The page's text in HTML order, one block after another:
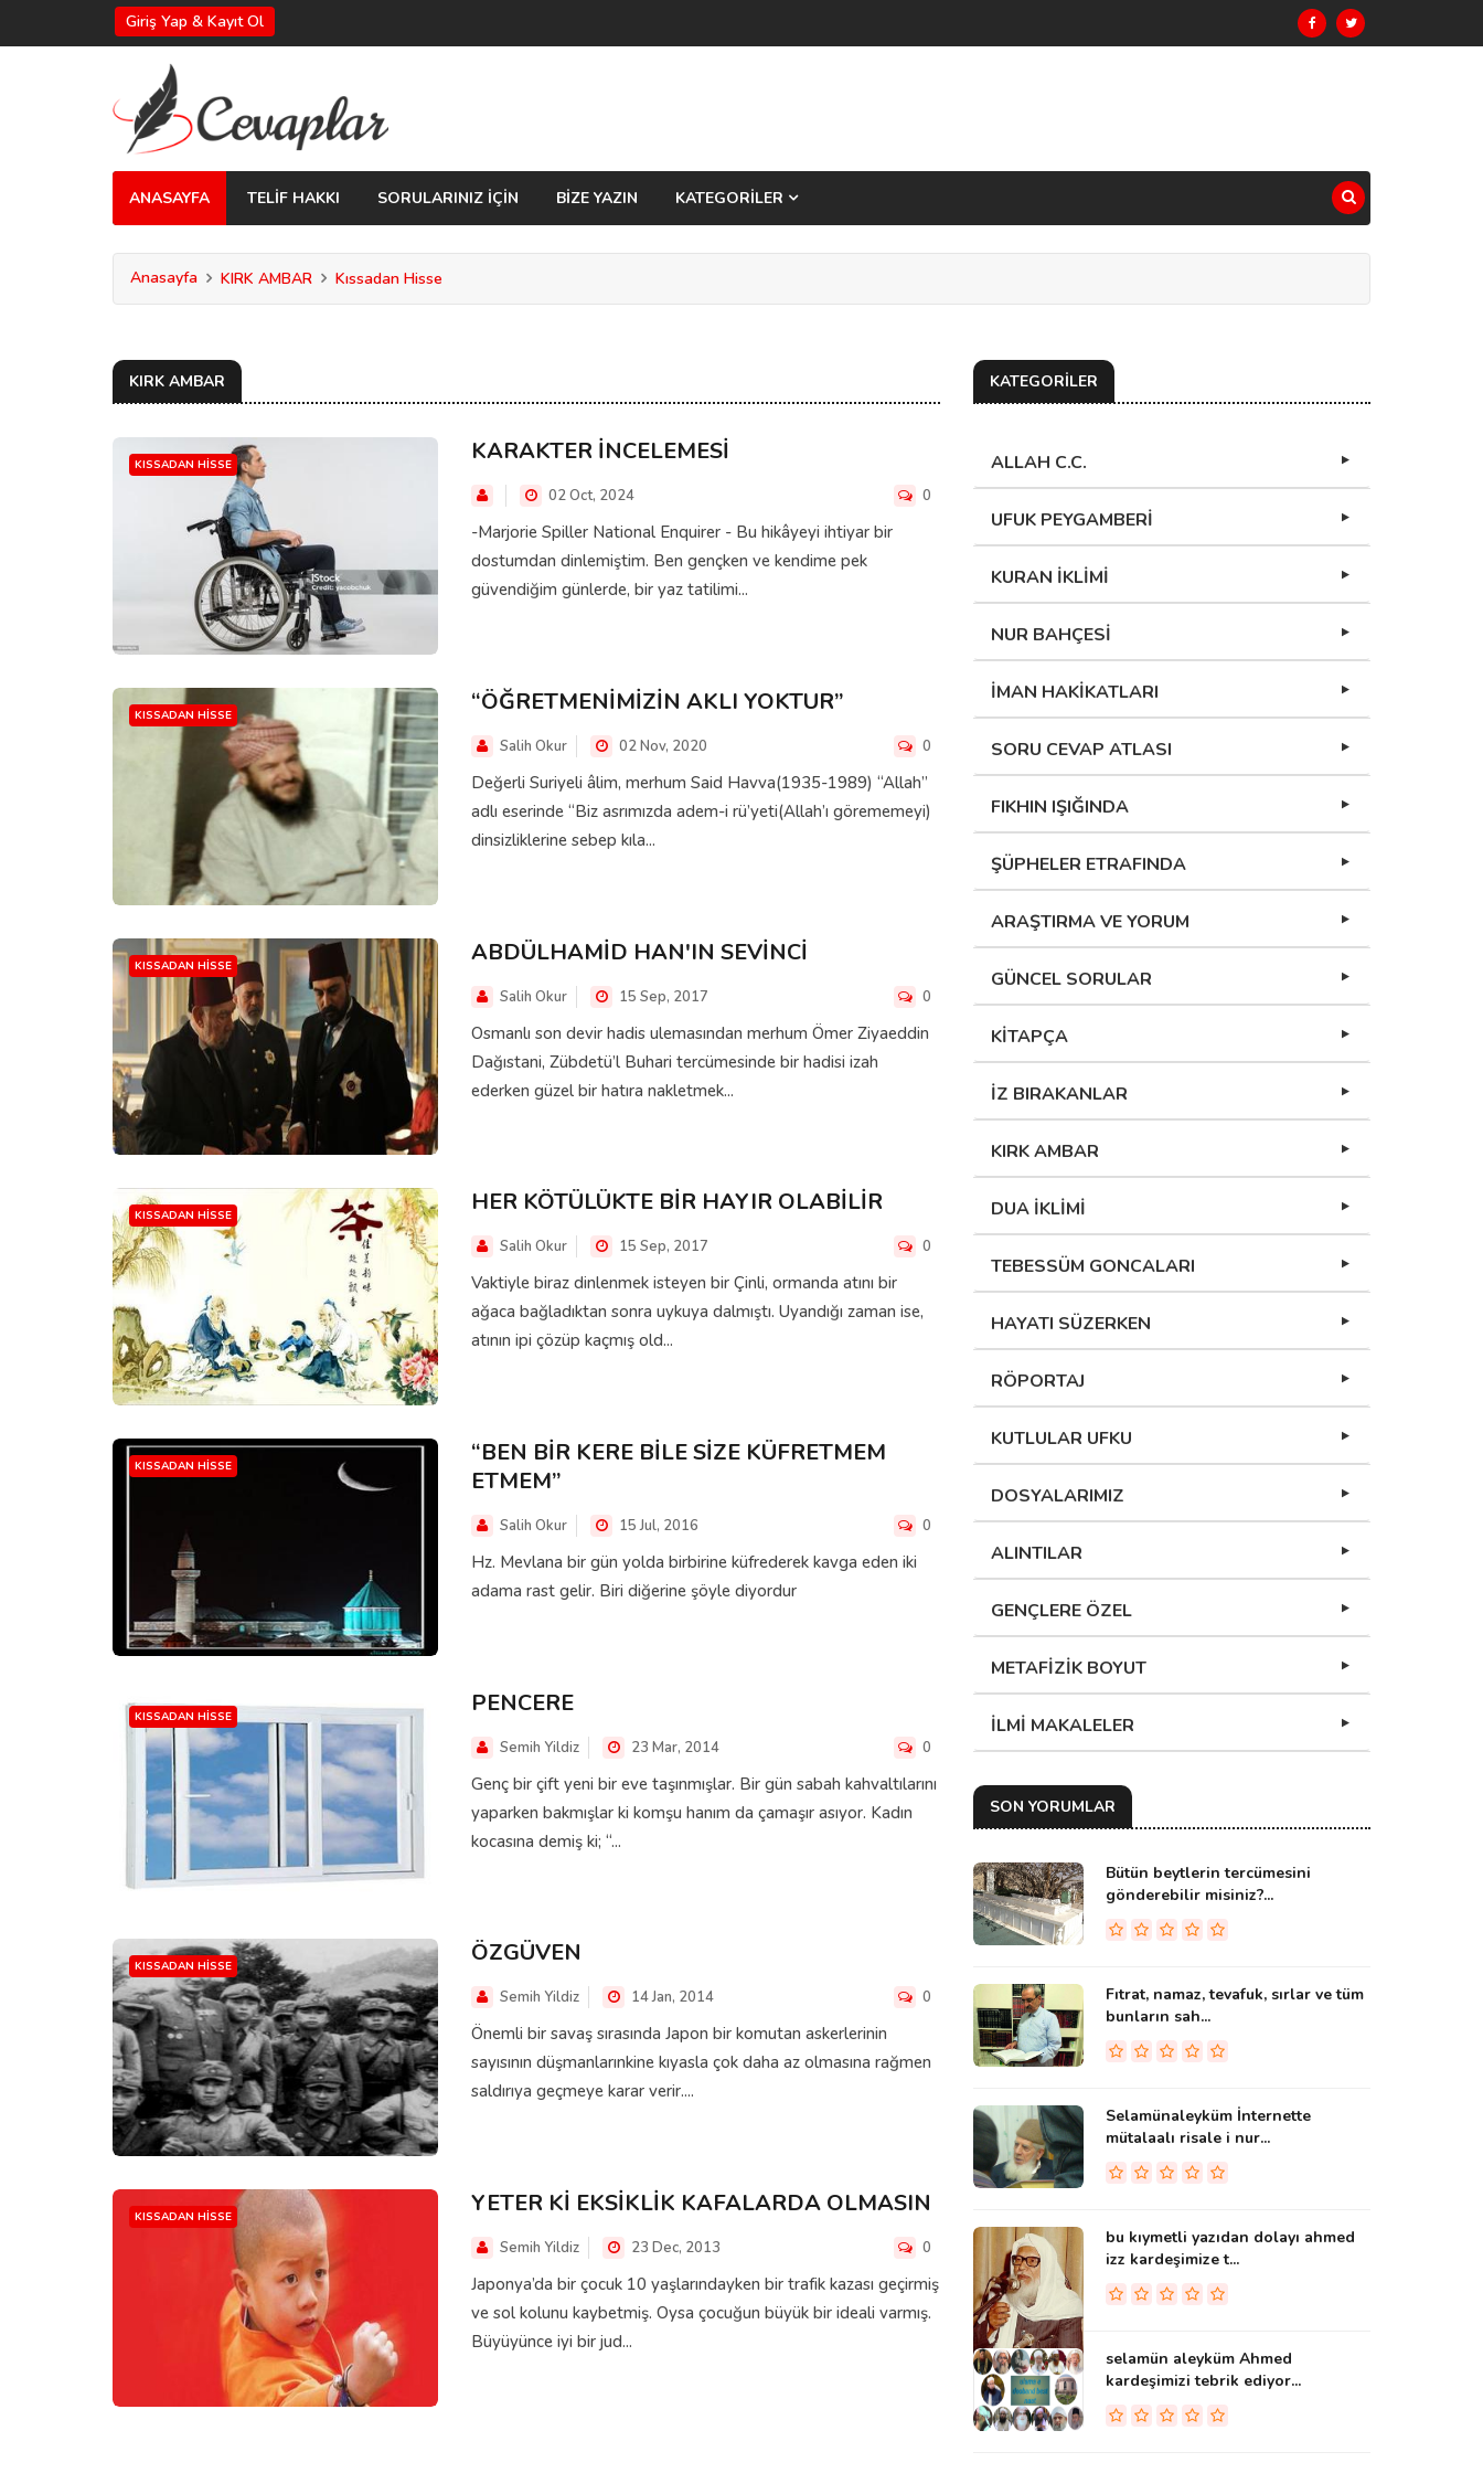
Giriş Yap & Kayıt Ol
ANASAYFA TELİF HAKKI SORULARINIZ İÇİN BİZE YAZIN KATEGORİLER
Anasayfa KIRK AMBAR Kıssadan Hisse
KIRK AMBAR
KISSADAN HISSE KARAKTER İNCELEMESİ
02 Oct, 2024 0
-Marjorie Spiller National Enquirer - Bu hikâyeyi ihtiyar bir
dostumdan dinlemiştim. Ben gençken ve kendime pek
güvendiğim günlerde, bir yaz tatilimi...
KISSADAN HISSE “ÖĞRETMENİMİZİN AKLI YOKTUR”
Salih Okur 02 Nov, 2020 0
Değerli Suriyeli âlim, merhum Said Havva(1935-1989) “Allah”
adlı eserinde “Biz asrımızda adem-i rü’yeti(Allah’ı görememeyi)
dinsizliklerine sebep kıla...
KISSADAN HISSE ABDÜLHAMİD HAN'IN SEVİNCİ
Salih Okur 15 Sep, 2017 0
Osmanlı son devir hadis ulemasından merhum Ömer Ziyaeddin
Dağıstani, Zübdetü’l Buhari tercümesinde bir hadisi izah
ederken güzel bir hatıra nakletmek...
KISSADAN HISSE HER KÖTÜLÜKTE BİR HAYIR OLABİLİR
Salih Okur 15 Sep, 2017 0
Vaktiyle biraz dinlenmek isteyen bir Çinli, ormanda atını bir
ağaca bağladıktan sonra uykuya dalmıştı. Uyandığı zaman ise,
atının ipi çözüp kaçmış old...
KISSADAN HISSE
“BEN BİR KERE BİLE SİZE KÜFRETMEM
ETMEM”
Salih Okur 15 Jul, 2016 0
Hz. Mevlana bir gün yolda birbirine küfrederek kavga eden iki
adama rast gelir. Biri diğerine şöyle diyordur
KISSADAN HISSE PENCERE
Semih Yildiz 23 Mar, 2014 0
Genç bir çift yeni bir eve taşınmışlar. Bir gün sabah kahvaltılarını
yaparken bakmışlar ki komşu hanım da çamaşır asıyor. Kadın
kocasına demiş ki; “...
KISSADAN HISSE ÖZGÜVEN
Semih Yildiz 14 Jan, 2014 0
Önemli bir savaş sırasında Japon bir komutan askerlerinin
sayısının düşmanlarınkine kıyasla çok daha az olmasına rağmen
saldırıya geçmeye karar verir....
KISSADAN HISSE YETER Kİ EKSİKLİK KAFALARDA OLMASIN
Semih Yildiz 23 Dec, 2013 0
Japonya’da bir çocuk 10 yaşlarındayken bir trafik kazası geçirmiş
ve sol kolunu kaybetmiş. Oysa çocuğun büyük bir ideali varmış.
Büyüyünce iyi bir jud...
KATEGORİLER
ALLAH C.C.
UFUK PEYGAMBERİ
KURAN İKLİMİ
NUR BAHÇESİ
İMAN HAKİKATLARI
SORU CEVAP ATLASI
FIKHIN IŞIĞINDA
ŞÜPHELER ETRAFINDA
ARAŞTIRMA VE YORUM
GÜNCEL SORULAR
KİTAPÇA
İZ BIRAKANLAR
KIRK AMBAR
DUA İKLİMİ
TEBESSÜM GONCALARI
HAYATI SÜZERKEN
RÖPORTAJ
KUTLULAR UFKU
DOSYALARIMIZ
ALINTILAR
GENÇLERE ÖZEL
METAFİZİK BOYUT
İLMİ MAKALELER
SON YORUMLAR
Bütün beytlerin tercümesini
gönderebilir misiniz?...
Fıtrat, namaz, tevafuk, sırlar ve tüm
bunların sah...
Selamünaleyküm İnternette
mütalaalı risale i nur...
bu kıymetli yazıdan dolayı ahmed
izz kardeşimize t...
selamün aleyküm Ahmed
kardeşimizi tebrik ediyor...